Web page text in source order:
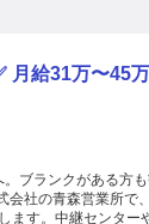
月給31万〜45
ます。中継センター